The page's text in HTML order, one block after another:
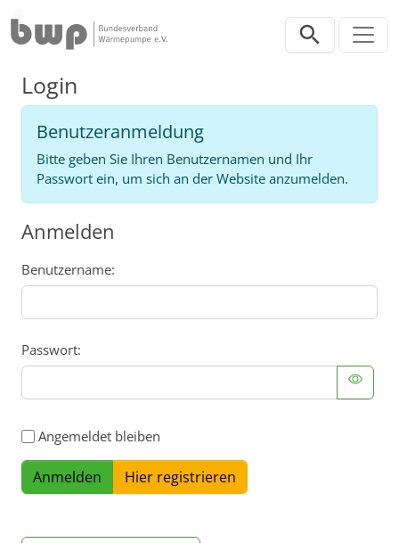
Login
Benutzeranmeldung
Bitte geben Sie Ihren Benutzernamen und Ihr
Passwort ein, um sich an der Website anzumelden.
Anmelden
Benutzername:
Passwort:
Angemeldet bleiben
Hier registrieren